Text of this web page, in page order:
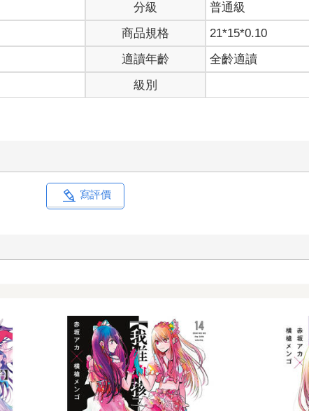
分級
普通級
商品規格
21*15*0.10
適讀年齡
全齡適讀
級別
寫評價